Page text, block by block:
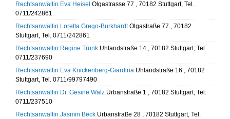
Rechtsanwältin Eva Heisel Olgastrasse 77 , 70182 Stuttgart, Tel.
0711/242861
Rechtsanwältin Loretta Grego-BurkhardtOlgastraße 77 , 70182
Stuttgart, Tel. 0711/242861
Rechtsanwältin Regine Trunk Uhlandstraße 14 , 70182 Stuttgart, Tel.
0711/237690
Rechtsanwältin Eva Knickenberg-Giardina Uhlandstraße 16 , 70182
Stuttgart, Tel. 0711/99797490
Rechtsanwältin Dr. Gesine Walz Urbanstraße 1 , 70182 Stuttgart, Tel.
0711/237510
Rechtsanwältin Jasmin Beck Urbanstraße 28 , 70182 Stuttgart, Tel.